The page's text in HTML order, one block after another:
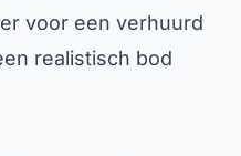
voor een verhuurd
realistisch bod